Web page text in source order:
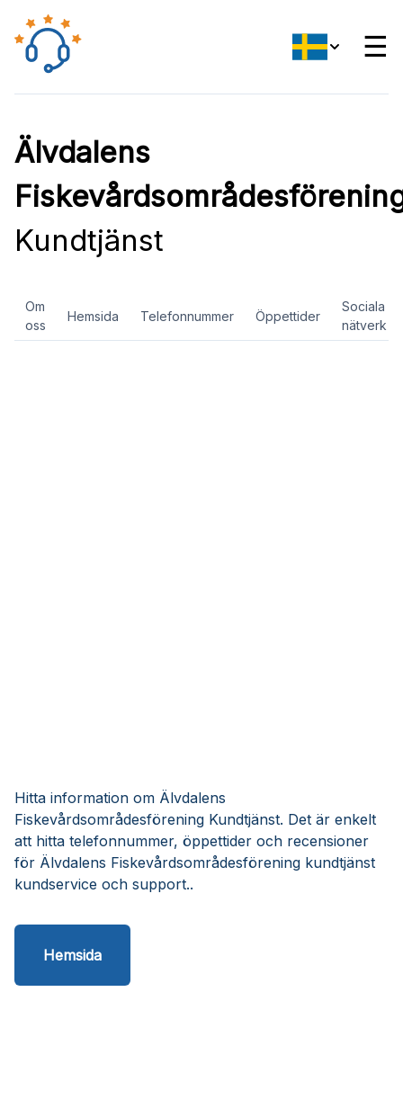
☰
Älvdalens
Kundtjänst
Om
oss
Hemsida Telefonnummer Öppettider
Sociala
nätverk
Hitta information om Älvdalens
Fiskevårdsområdesförening Kundtjänst. Det är enkelt
att hitta telefonnummer, öppettider och recensioner
för Älvdalens Fiskevårdsområdesförening kundtjänst
kundservice och support..
Hemsida